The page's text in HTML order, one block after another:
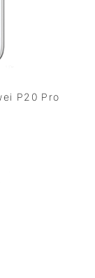
P20 Pro
era: €79.00.
atual é: